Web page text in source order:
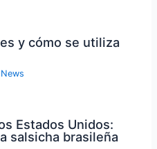
y cómo se utiliza
Estados Unidos:
salsicha brasileña